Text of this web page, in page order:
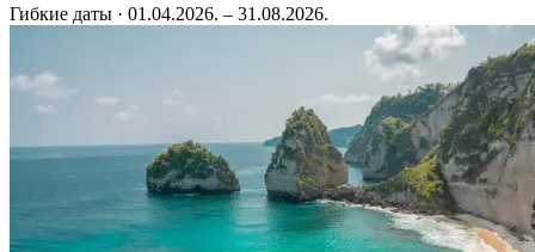
Гибкие даты · 01.04.2026. – 31.08.2026.